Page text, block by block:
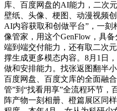
库、百度网盘的AI能力，二次
壁纸、头像、梗图、动漫视频
AI内容获取和创做平台”，一刻
像管家，用这个GenFlow，具
端到端交付能力，还有取二次
撑生成更多模态内容。8月1日
做和安排能力。找张返图翻半
百度网盘、百度文库的全面融
管”到“找看用享”全流程环节，
阵产物一刻相册、橙篇展区同